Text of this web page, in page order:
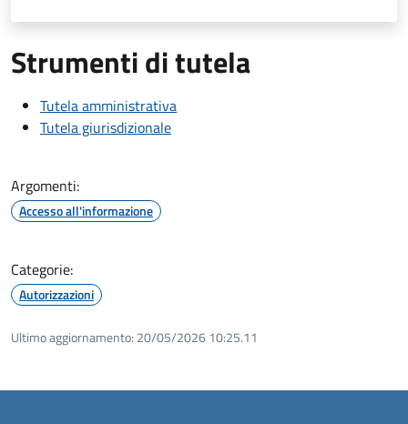
Strumenti di tutela
Tutela amministrativa
Tutela giurisdizionale
Argomenti:
Accesso all'informazione
Categorie:
Autorizzazioni
Ultimo aggiornamento: 20/05/2026 10:25.11